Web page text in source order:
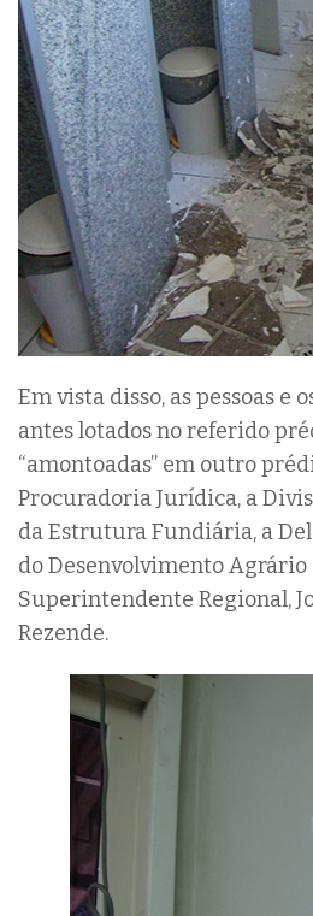
Em vista disso, as pessoas e
antes lotados no referido
“amontoadas” em outro
Procuradoria Jurídica, a
da Estrutura Fundiária, a
do Desenvolvimento Agrário
Superintendente Regional,
Rezende.